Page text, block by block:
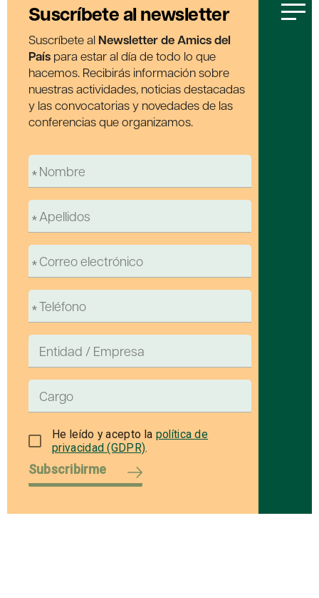
Suscríbete al newsletter
Suscríbete al Newsletter de Amics del
País para estar al día de todo lo que
hacemos. Recibirás información sobre
nuestras actividades, noticias destacadas
y las convocatorias y novedades de las
conferencias que organizamos.
He leído y acepto la política de
privacidad (GDPR).
Subscribirme